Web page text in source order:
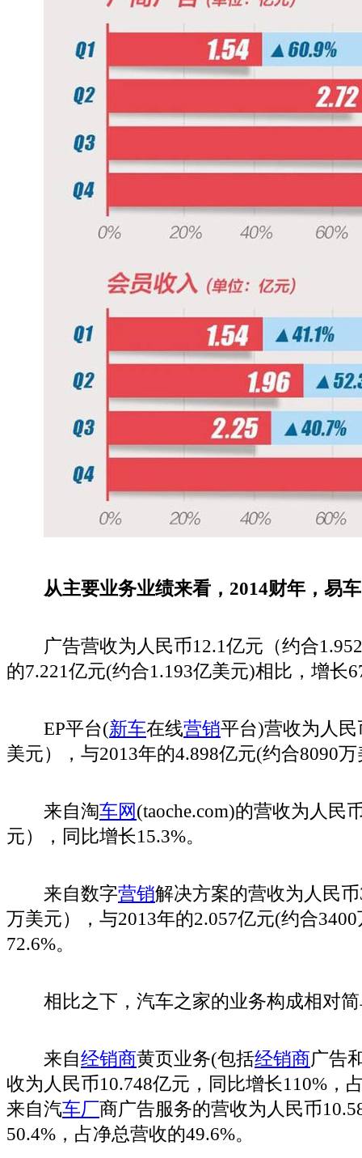
自媒体频道
从主要业务业绩来看，2014财年，易
广告营收为人民币12.1亿元（约合1.952
的7.221亿元(约合1.193亿美元)相比，增长
EP平台(新车在线营销平台)营收为人民
美元），与2013年的4.898亿元(约合8090
来自淘车网(taoche.com)的营收为人民
元），同比增长15.3%。
来自数字营销解决方案的营收为人民
万美元），与2013年的2.057亿元(约合
72.6%。
相比之下，汽车之家的业务构成相对简
来自经销商黄页业务(包括经销商广告
收为人民币10.748亿元，同比增长110%，
来自汽车厂商广告服务的营收为人民币
50.4%，占净总营收的49.6%。